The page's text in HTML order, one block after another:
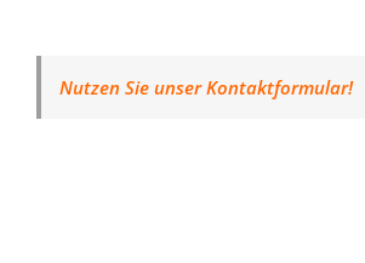
Nutzen Sie unser Kontaktformular!